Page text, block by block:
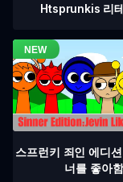
Htsprunkis 리
스프런키 죄인 에디
너를 좋아함